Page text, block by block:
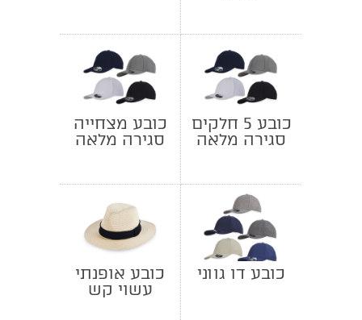
כובע 5 חלקים
סגירה מלאה
כובע מצחייה
סגירה מלאה
כובע דו גווני
כובע אופנתי
עשוי קש